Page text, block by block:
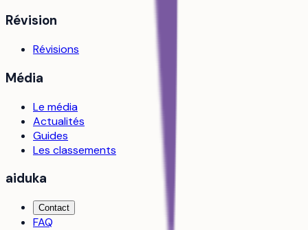
Révision
Révisions
Média
Le média
Actualités
Guides
Les classements
aiduka
Contact
FAQ